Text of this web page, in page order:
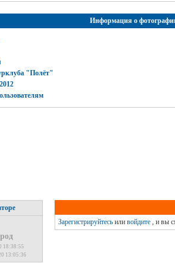
Информация о
"Полёт"
18:38:55
13:05:36
Зарегистрируйтесьили войдите, и вы